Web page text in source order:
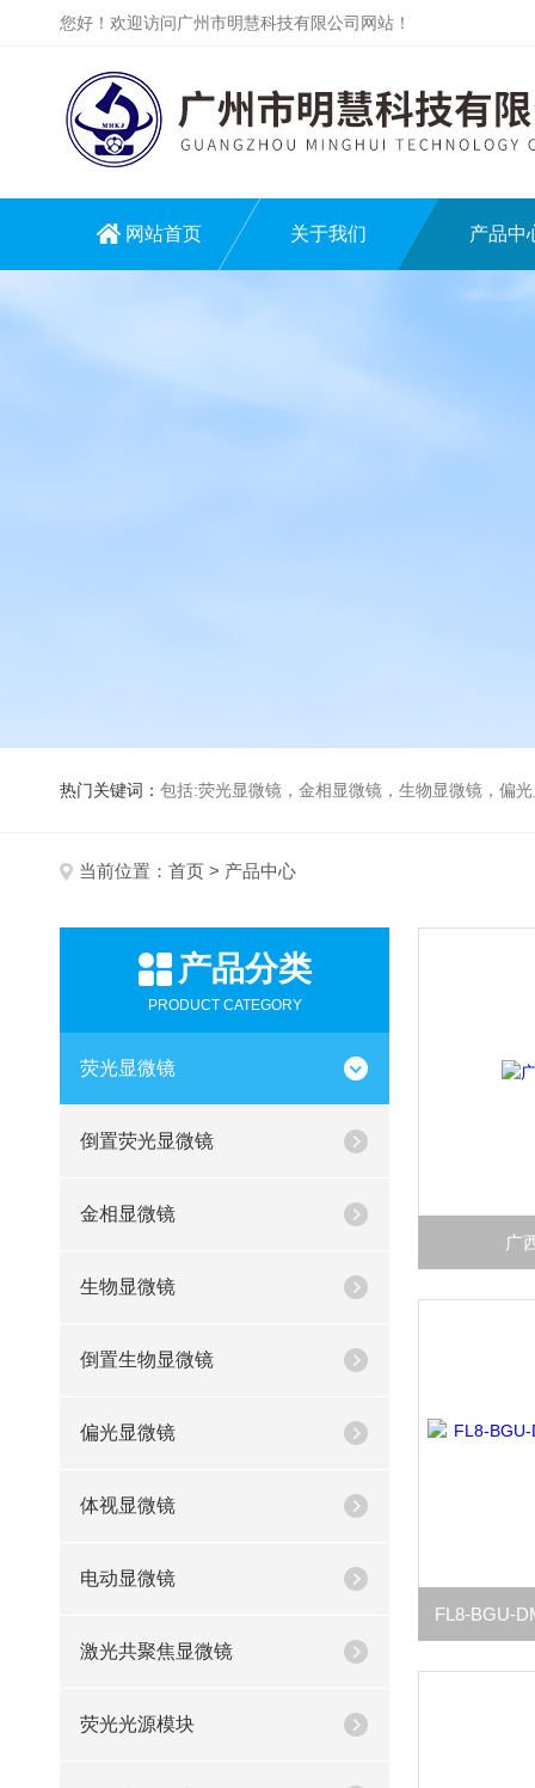
您好！欢迎访问广州市明慧科技有限公司网站！
网站首页 关于我们 产品中
热门关键词： 包括:荧光显微镜，金相显微镜，生物显微镜，偏
当前位置： 首页 > 产品中心
产品分类
PRODUCT CATEGORY
荧光显微镜
倒置荧光显微镜
金相显微镜
生物显微镜
倒置生物显微镜
偏光显微镜
体视显微镜
电动显微镜
激光共聚焦显微镜
荧光光源模块
广